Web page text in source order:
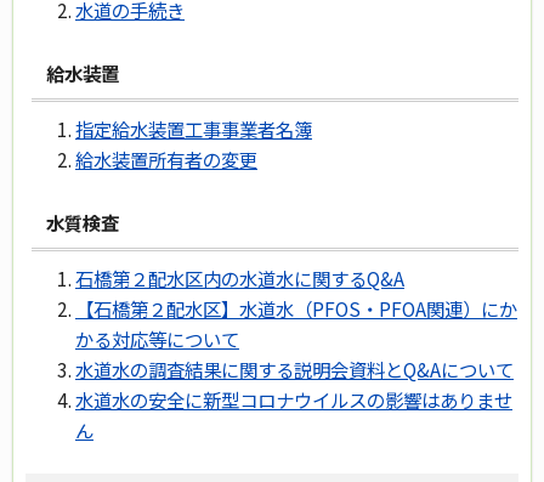
水道の手続き
給水装置
指定給水装置工事事業者名簿
給水装置所有者の変更
水質検査
石橋第２配水区内の水道水に関するQ&A
【石橋第２配水区】水道水（PFOS・PFOA関連）にか
かる対応等について
水道水の調査結果に関する説明会資料とQ&Aについて
水道水の安全に新型コロナウイルスの影響はありませ
ん